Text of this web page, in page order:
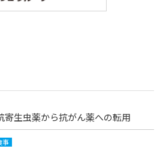
寄生虫薬から抗がん薬への転用
事